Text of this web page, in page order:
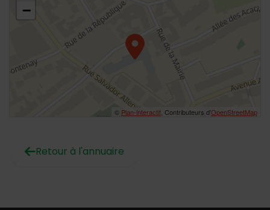
−
© Plan-interactif , Contributeurs d'OpenStreetMap
Retour à l'annuaire